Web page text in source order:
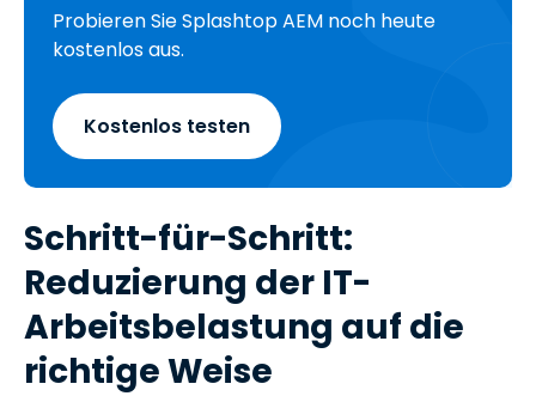
Probieren Sie Splashtop AEM noch heute
kostenlos aus.
Kostenlos testen
Schritt-für-Schritt:
Reduzierung der IT-
Arbeitsbelastung auf die
richtige Weise